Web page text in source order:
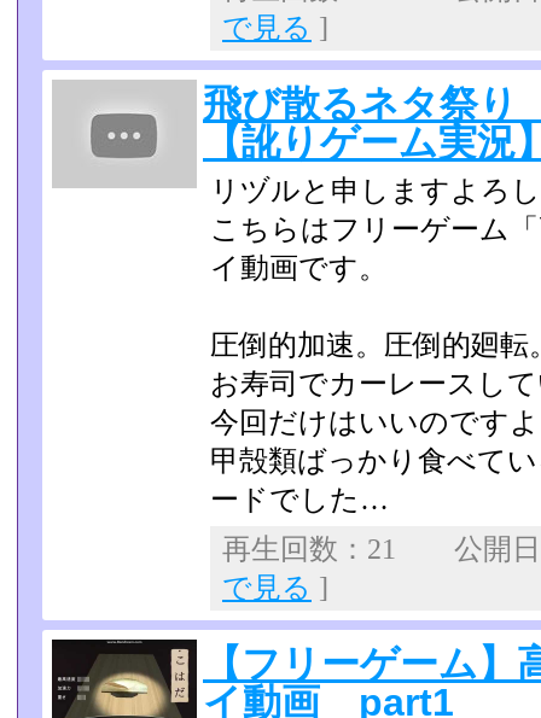
で見る ]
飛び散るネタ祭り
【訛りゲーム実況
リヅルと申しますよろ
こちらはフリーゲーム
イ動画です。
圧倒的加速。圧倒的廻転
お寿司でカーレースし
今回だけはいいのです
甲殻類ばっかり食べて
ードでした…
再生回数：21 公開
で見る ]
【フリーゲーム
イ動画 part1